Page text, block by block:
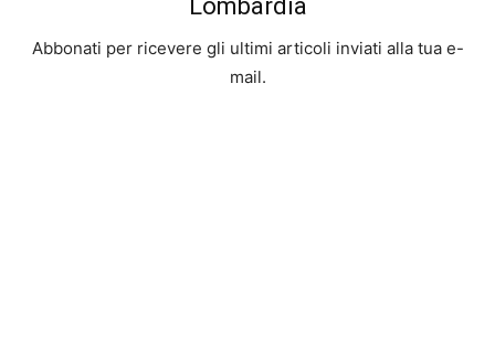
Lombardia
Abbonati per ricevere gli ultimi articoli inviati alla tua e-
mail.